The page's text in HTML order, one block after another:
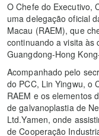
O Chefe do Executivo,
uma delegação oficial
Macau (RAEM), que
continuando a visita às
Guangdong-Hong
Acompanhado pelo
do PCC, Lin Yingwu, o
RAEM e os elementos
de galvanoplastia de
Ltd.Yamen, onde
de Cooperação